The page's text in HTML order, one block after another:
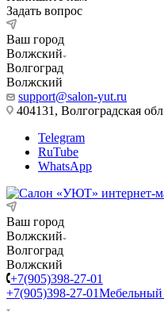
Задать вопрос
Ваш город
Волжский
Волгоград
Волжский
support@salon-yut.ru
404131, Волгоградская
Telegram
RuTube
WhatsApp
Ваш город
Волжский
Волгоград
Волжский
+7(905)398-27-01
+7(905)398-27-01